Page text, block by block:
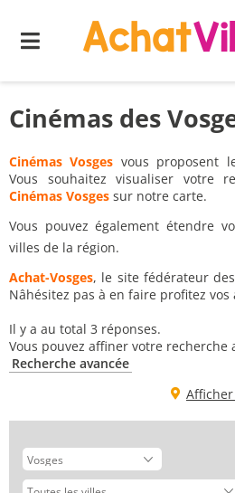
Menu
Cinémas des
Cinémas Vosges vous proposent
Vous souhaitez visualiser votre
Cinémas Vosges sur notre carte.
Vous pouvez également étendre
villes de la région.
Achat-Vosges, le site fédérateur
Nâhésitez pas à en faire profitez
Il y a au total 3 réponses.
Vous pouvez affiner votre recherche
Recherche avancée